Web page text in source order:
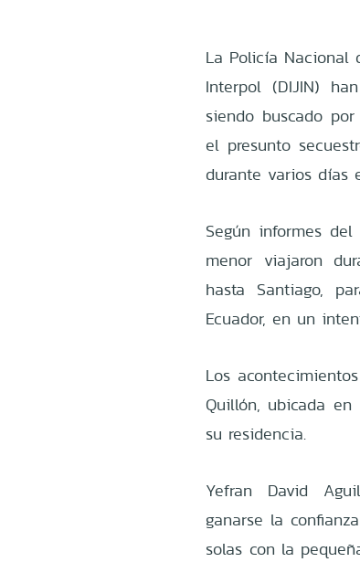
La Policía Nacional
Interpol (DIJIN)
siendo buscado
el presunto
durante varios días
Según informes
menor viajaron
hasta Santiago,
Ecuador, en un
Los
Quillón, ubicada
su residencia.
Yefran David
ganarse la
solas con la